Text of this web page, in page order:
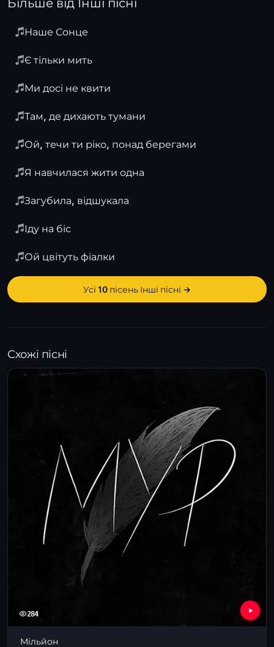
Більше від Інші пісні
Наше Сонце
Є тільки мить
Ми досі не квити
Там, де дихають тумани
Ой, течи ти ріко, понад берегами
Я навчилася жити одна
Загубила, відшукала
Іду на біс
Ой цвітуть фіалки
Усі 10 пісень Інші пісні →
Схожі пісні
284
Мільйон